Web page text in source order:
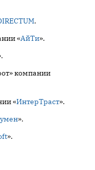
.
«АйТи».
компании
«ИнтерТраст».
».
».